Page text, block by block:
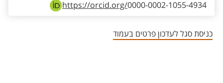
https://orcid.org/0000-0002-1055-4934
כניסת סגל לעדכון פרטים בעמוד